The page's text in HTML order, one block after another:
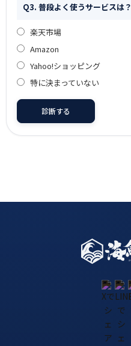
Q3. 普段よく使うサービスは？
楽天市場
Amazon
Yahoo!ショッピング
特に決まっていない
診断する